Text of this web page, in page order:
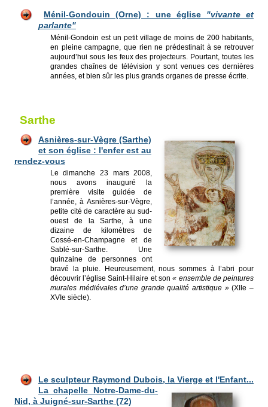
Ménil-Gondouin (Orne) : une église "vivante et
parlante"
Ménil-Gondoin est un petit village de moins de 200 habitants,
en pleine campagne, que rien ne prédestinait à se retrouver
aujourd’hui sous les feux des projecteurs. Pourtant, toutes les
grandes chaînes de télévision y sont venues ces dernières
années, et bien sûr les plus grands organes de presse écrite.
Sarthe
Asnières-sur-Vègre (Sarthe)
et son église : l'enfer est au
rendez-vous
Le dimanche 23 mars 2008,
nous avons inauguré la
première visite guidée de
l’année, à Asnières-sur-Vègre,
petite cité de caractère au sud-
ouest de la Sarthe, à une
dizaine de kilomètres de
Cossé-en-Champagne et de
Sablé-sur-Sarthe. Une
quinzaine de personnes ont
bravé la pluie. Heureusement, nous sommes à l’abri pour
découvrir l’église Saint-Hilaire et son« ensemble de peintures
murales médiévales d’une grande qualité artistique »(XIIe –
XVIe siècle).
Le sculpteur Raymond Dubois, la Viergeet l'Enfant...
La chapelle Notre-Dame-du-
Nid, à Juigné-sur-Sarthe (72)